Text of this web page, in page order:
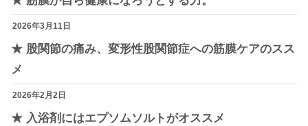
2026年3月11日
★ 股関節の痛み、変形性股関節症への筋膜ケアのスス
メ
2026年2月2日
★ 入浴剤にはエプソムソルトがオススメ